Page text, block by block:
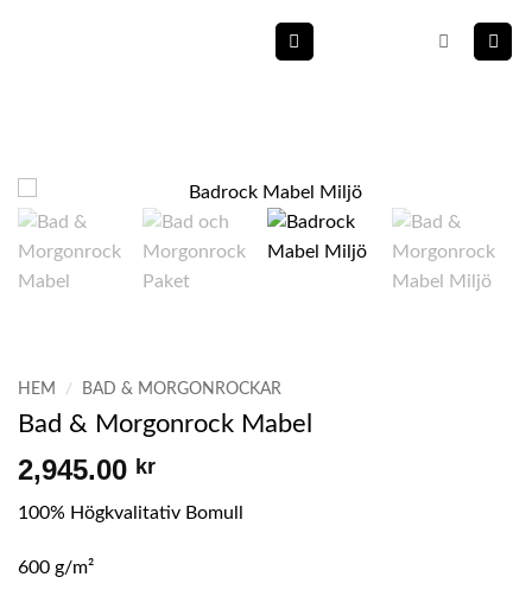
HEM / BAD & MORGONROCKAR
Bad & Morgonrock Mabel
2,945.00 kr
100% Högkvalitativ Bomull
600 g/m²